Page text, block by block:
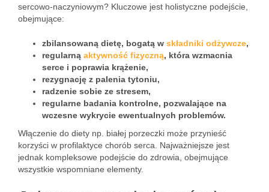
sercowo-naczyniowym? Kluczowe jest holistyczne podejście,
obejmujące:
zbilansowaną dietę, bogatą w składniki odżywcze,
regularną aktywność fizyczną, która wzmacnia
serce i poprawia krążenie,
rezygnację z palenia tytoniu,
radzenie sobie ze stresem,
regularne badania kontrolne, pozwalające na
wczesne wykrycie ewentualnych problemów.
Włączenie do diety np. białej porzeczki może przynieść
korzyści w profilaktyce chorób serca. Najważniejsze jest
jednak kompleksowe podejście do zdrowia, obejmujące
wszystkie wspomniane elementy.